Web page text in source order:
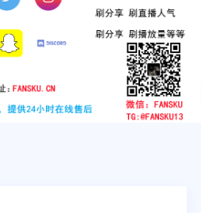
Facebook
TikTok
YouTube